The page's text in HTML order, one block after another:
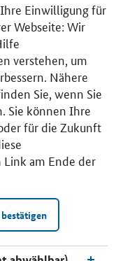
Einwilligung für
Webseite: Wir
verstehen, um
Nähere
Sie, wenn Sie
Sie können Ihre
für die Zukunft
am Ende der